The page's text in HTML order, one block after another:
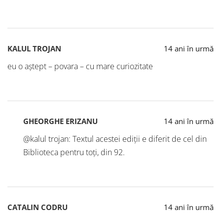
KALUL TROJAN 14 ani în urmă
eu o aștept – povara – cu mare curiozitate
GHEORGHE ERIZANU 14 ani în urmă
@kalul trojan: Textul acestei ediții e diferit de cel din
Biblioteca pentru toți, din 92.
CATALIN CODRU 14 ani în urmă